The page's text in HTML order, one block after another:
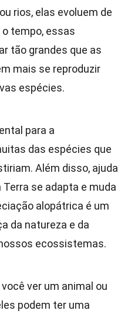
rios, elas evoluem de
tempo, essas
tão grandes que as
mais se reproduzir
espécies.
para a
das espécies que
Além disso, ajuda
se adapta e muda
alopátrica é um
da natureza e da
ecossistemas.
ver um animal ou
podem ter uma